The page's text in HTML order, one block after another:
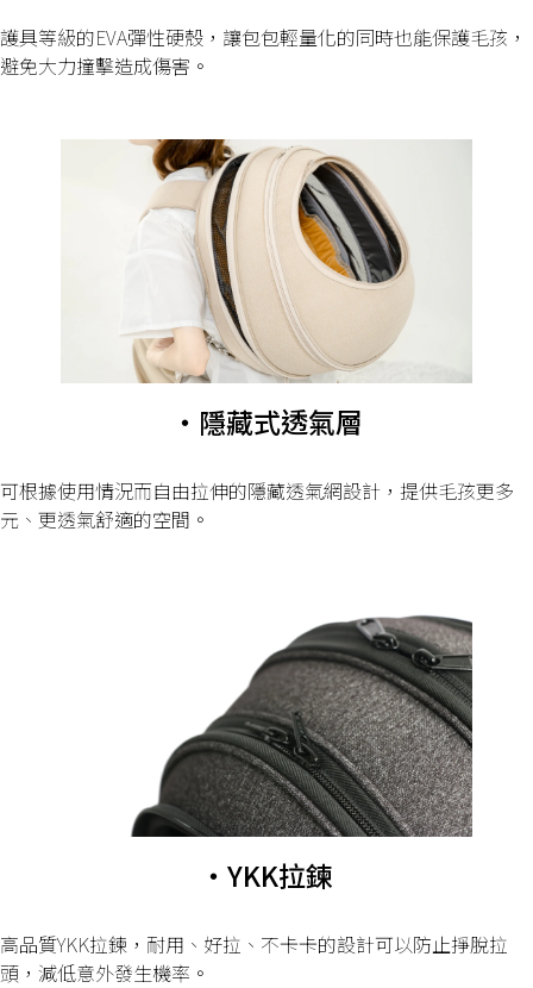
護具等級的EVA彈性硬殼，讓包包輕量化的同時也能保護毛孩，
避免大力撞擊造成傷害。
・隱藏式透氣層
可根據使用情況而自由拉伸的隱藏透氣網設計，提供毛孩更多
元、更透氣舒適的空間。
・YKK拉鍊
高品質YKK拉鍊，耐用、好拉、不卡卡的設計可以防止掙脫拉
頭，減低意外發生機率。